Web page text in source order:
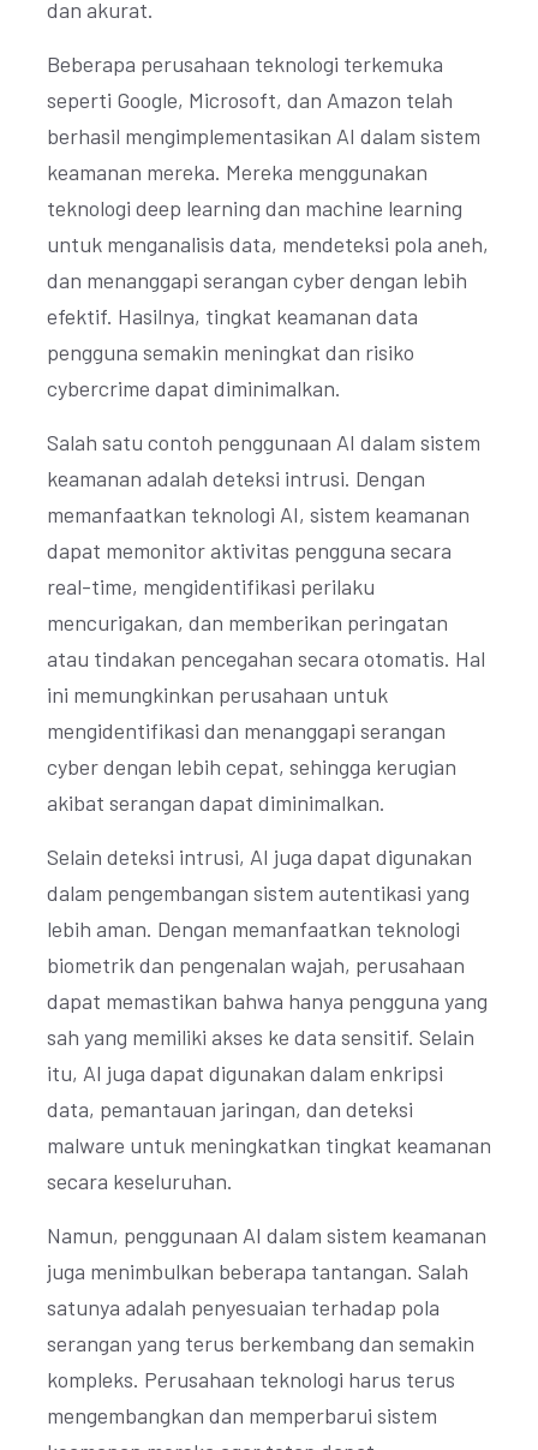
dan akurat.
Beberapa perusahaan teknologi terkemuka
seperti Google, Microsoft, dan Amazon telah
berhasil mengimplementasikan AI dalam sistem
keamanan mereka. Mereka menggunakan
teknologi deep learning dan machine learning
untuk menganalisis data, mendeteksi pola aneh,
dan menanggapi serangan cyber dengan lebih
efektif. Hasilnya, tingkat keamanan data
pengguna semakin meningkat dan risiko
cybercrime dapat diminimalkan.
Salah satu contoh penggunaan AI dalam sistem
keamanan adalah deteksi intrusi. Dengan
memanfaatkan teknologi AI, sistem keamanan
dapat memonitor aktivitas pengguna secara
real-time, mengidentifikasi perilaku
mencurigakan, dan memberikan peringatan
atau tindakan pencegahan secara otomatis. Hal
ini memungkinkan perusahaan untuk
mengidentifikasi dan menanggapi serangan
cyber dengan lebih cepat, sehingga kerugian
akibat serangan dapat diminimalkan.
Selain deteksi intrusi, AI juga dapat digunakan
dalam pengembangan sistem autentikasi yang
lebih aman. Dengan memanfaatkan teknologi
biometrik dan pengenalan wajah, perusahaan
dapat memastikan bahwa hanya pengguna yang
sah yang memiliki akses ke data sensitif. Selain
itu, AI juga dapat digunakan dalam enkripsi
data, pemantauan jaringan, dan deteksi
malware untuk meningkatkan tingkat keamanan
secara keseluruhan.
Namun, penggunaan AI dalam sistem keamanan
juga menimbulkan beberapa tantangan. Salah
satunya adalah penyesuaian terhadap pola
serangan yang terus berkembang dan semakin
kompleks. Perusahaan teknologi harus terus
mengembangkan dan memperbarui sistem